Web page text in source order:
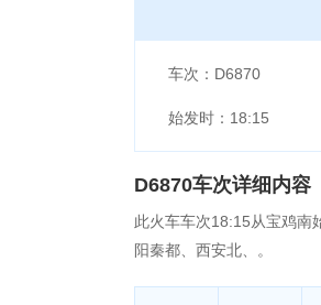
车次： D6870
始发时： 18:15
D6870车次详细内容
此火车车次18:15从宝鸡南
阳秦都、西安北、。